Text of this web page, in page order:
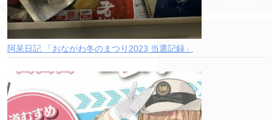
阿呆日記 「おながわ冬のまつり2023 当選記録」